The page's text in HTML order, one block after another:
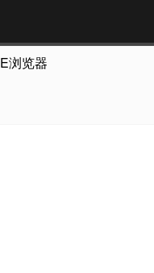
浏览器插件推荐网站，